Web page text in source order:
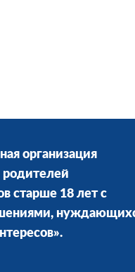
организация
родителей
старше 18 лет с